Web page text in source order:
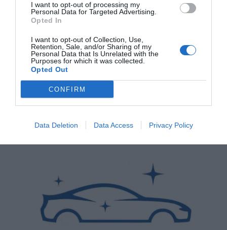
I want to opt-out of processing my
Personal Data for Targeted Advertising.
Opted In
I want to opt-out of Collection, Use,
Retention, Sale, and/or Sharing of my
Personal Data that Is Unrelated with the
Purposes for which it was collected.
Opted Out
CONFIRM
Data Deletion Data Access Privacy Policy